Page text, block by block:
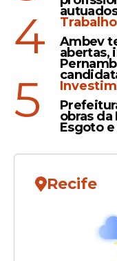
Veja
4
Trabalho
Ambev
abertas,
5 obras
Esgoto
Recife